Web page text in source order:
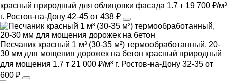
красный природный для облицовки фасада 1.7 т 19 700 ₽/м³
г. Ростов-на-Дону 42-45 от 438 ₽
Песчаник красный 1 м³ (30-35 м²) термообработанный, 20-
30 мм для мощения дорожек на бетон красный природный
для мощения 1.7 т 21 000 ₽/м³ г. Ростов-на-Дону 32-35 от
600 ₽